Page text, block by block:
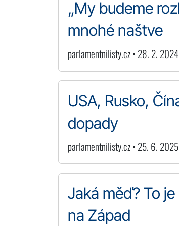
„My budeme
mnohé naštve
parlamentnilisty.cz • 28. 2.
USA, Rusko,
dopady
parlamentnilisty.cz • 25. 6.
Jaká měď? To
na Západ